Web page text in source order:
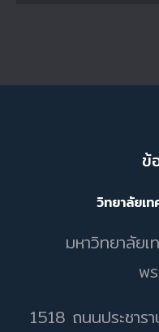
ข้
วิทยาลัยเ
มหาวิทยาลัยเ
พ
1518 ถนนประชาร